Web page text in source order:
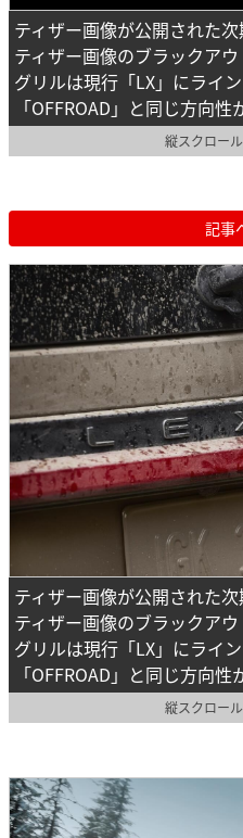
ティザー画像が公開された次
ティザー画像のブラックア
グリルは現行「LX」にライ
「OFFROAD」と同じ方向性
縦スクロー
記事
ティザー画像が公開された次
ティザー画像のブラックア
グリルは現行「LX」にライ
「OFFROAD」と同じ方向性
縦スクロー